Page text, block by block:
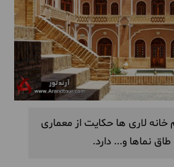
لاری ها حکایت از معماری
طاق نماها و... دارد.